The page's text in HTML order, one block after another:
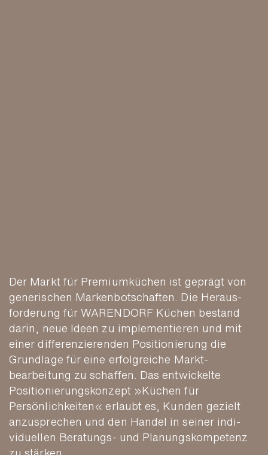
Der Markt für Premium­küchen ist ge­prägt von
ge­nerischen Marken­bot­schaften. Die Heraus­
forderung für WAREN­DORF Küchen bestand
darin, neue Ideen zu implemen­tieren und mit
einer differen­zierenden Positio­nierung die
Grund­lage für eine erfolg­reiche Markt­
bearbeitung zu schaffen. Das ent­wickelte
Positio­nierungs­konzept »Küchen für
Persönlich­keiten« erlaubt es, Kunden gezielt
anzu­sprechen und den Handel in seiner indi­
viduellen Beratungs- und Planungs­kompetenz